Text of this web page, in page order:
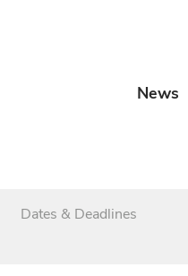
News
Dates & Deadlines